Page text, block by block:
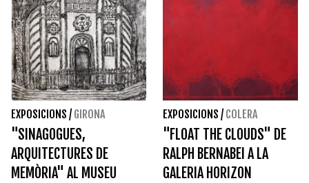
EXPOSICIONS / GIRONA
"SINAGOGUES,
ARQUITECTURES DE
MEMÒRIA" AL MUSEU
EXPOSICIONS / COLERA
"FLOAT THE CLOUDS" DE
RALPH BERNABEI A LA
GALERIA HORIZON